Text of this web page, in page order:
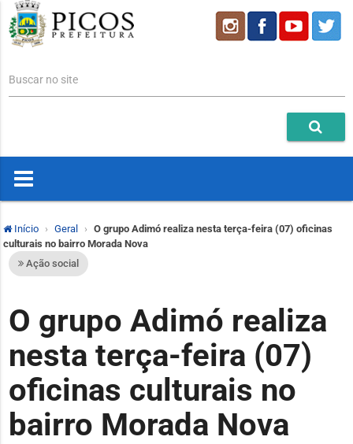
Buscar no site
Início Geral
O grupo Adimó realiza nesta terça-feira (07) oficinas
culturais no bairro Morada Nova
Ação social
O grupo Adimó realiza
nesta terça-feira (07)
oficinas culturais no
bairro Morada Nova